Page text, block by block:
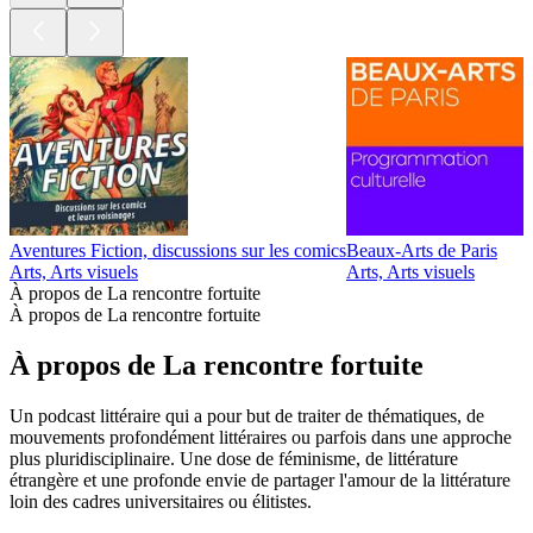
Aventures Fiction, discussions sur les comics
Arts, Arts visuels
Beaux-Arts de Paris
Arts, Arts visuels
À propos de La rencontre fortuite
À propos de La rencontre fortuite
À propos de La rencontre fortuite
Un podcast littéraire qui a pour but de traiter de thématiques, de
mouvements profondément littéraires ou parfois dans une approche
plus pluridisciplinaire. Une dose de féminisme, de littérature
étrangère et une profonde envie de partager l'amour de la littérature
loin des cadres universitaires ou élitistes.